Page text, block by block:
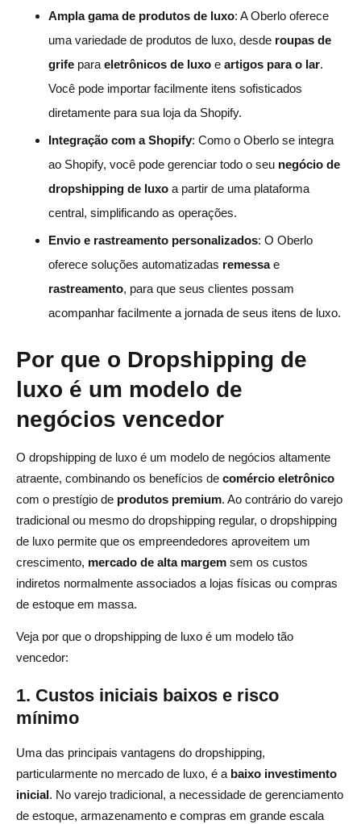
Ampla gama de produtos de luxo: A Oberlo oferece
uma variedade de produtos de luxo, desde roupas de
grife para eletrônicos de luxo e artigos para o lar.
Você pode importar facilmente itens sofisticados
diretamente para sua loja da Shopify.
Integração com a Shopify: Como o Oberlo se integra
ao Shopify, você pode gerenciar todo o seu negócio de
dropshipping de luxo a partir de uma plataforma
central, simplificando as operações.
Envio e rastreamento personalizados: O Oberlo
oferece soluções automatizadas remessae
rastreamento, para que seus clientes possam
acompanhar facilmente a jornada de seus itens de luxo.
Por que o Dropshipping de
luxo é um modelo de
negócios vencedor
O dropshipping de luxo é um modelo de negócios altamente
atraente, combinando os benefícios de comércio eletrônico
com o prestígio de produtos premium. Ao contrário do varejo
tradicional ou mesmo do dropshipping regular, o dropshipping
de luxo permite que os empreendedores aproveitem um
crescimento, mercado de alta margem sem os custos
indiretos normalmente associados a lojas físicas ou compras
de estoque em massa.
Veja por que o dropshipping de luxo é um modelo tão
vencedor:
1. Custos iniciais baixos e risco
mínimo
Uma das principais vantagens do dropshipping,
particularmente no mercado de luxo, é a baixo investimento
inicial. No varejo tradicional, a necessidade de gerenciamento
de estoque, armazenamento e compras em grande escala